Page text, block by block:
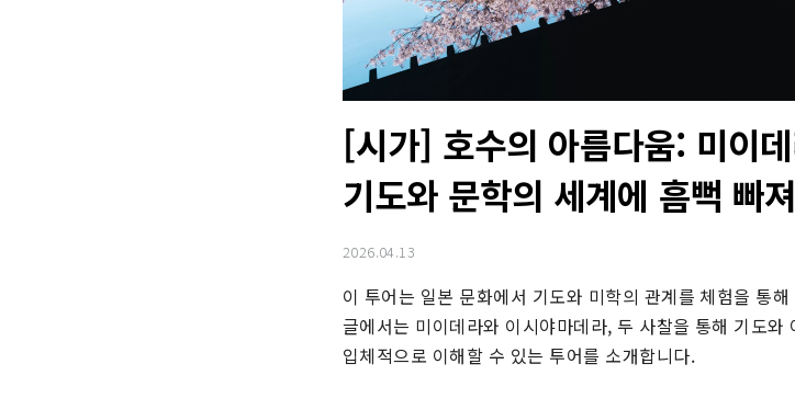
[시가] 호수의 아름다움: 미이
기도와 문학의 세계에 흠뻑 빠
2026.04.13
이 투어는 일본 문화에서 기도와 미학의 관계를 체험을 통
글에서는 미이데라와 이시야마데라, 두 사찰을 통해 기도
입체적으로 이해할 수 있는 투어를 소개합니다.